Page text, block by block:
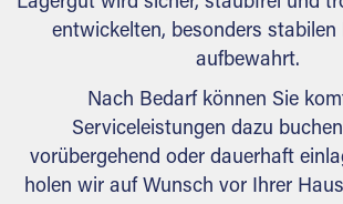
entwickelten, besonders stabilen
aufbewahrt.
Nach Bedarf können Sie
Serviceleistungen dazu
vorübergehend oder dauerhaft
holen wir auf Wunsch vor Ihrer